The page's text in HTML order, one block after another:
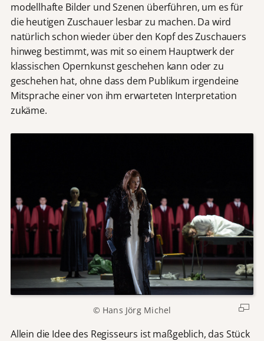
modellhafte Bilder und Szenen überführen, um es für
die heutigen Zuschauer lesbar zu machen. Da wird
natürlich schon wieder über den Kopf des Zuschauers
hinweg bestimmt, was mit so einem Hauptwerk der
klassischen Opernkunst geschehen kann oder zu
geschehen hat, ohne dass dem Publikum irgendeine
Mitsprache einer von ihm erwarteten Interpretation
zukäme.
© Hans Jörg Michel
Allein die Idee des Regisseurs ist maßgeblich, das Stück